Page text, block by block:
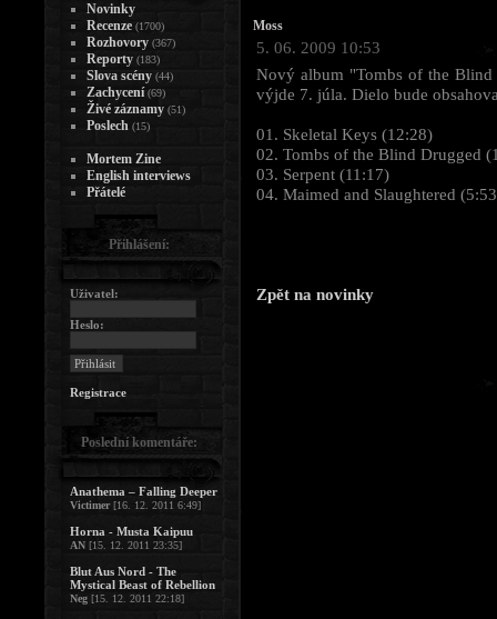
Moss
5. 06. 2009 10:53
Nový album "Tombs of the
výjde 7. júla. Dielo bude
01. Skeletal Keys (12:28)
02. Tombs of the Blind Drugged
03. Serpent (11:17)
04. Maimed and Slaughtered
Zpět na novinky
Novinky
Recenze (1700)
Rozhovory (367)
Reporty (183)
Slova scény (44)
Zachycení (69)
Živé záznamy (51)
Poslech (15)
Mortem Zine
English interviews
Přátelé
Přihlášení:
Uživatel:
Heslo:
Registrace
Poslední komentáře:
Anathema – Falling Deeper
Victimer[16. 12. 2011 6:49]
Horna - Musta Kaipuu
AN [15. 12. 2011 23:35]
Blut Aus Nord - The
Mystical Beast of Rebellion
Neg [15. 12. 2011 22:18]